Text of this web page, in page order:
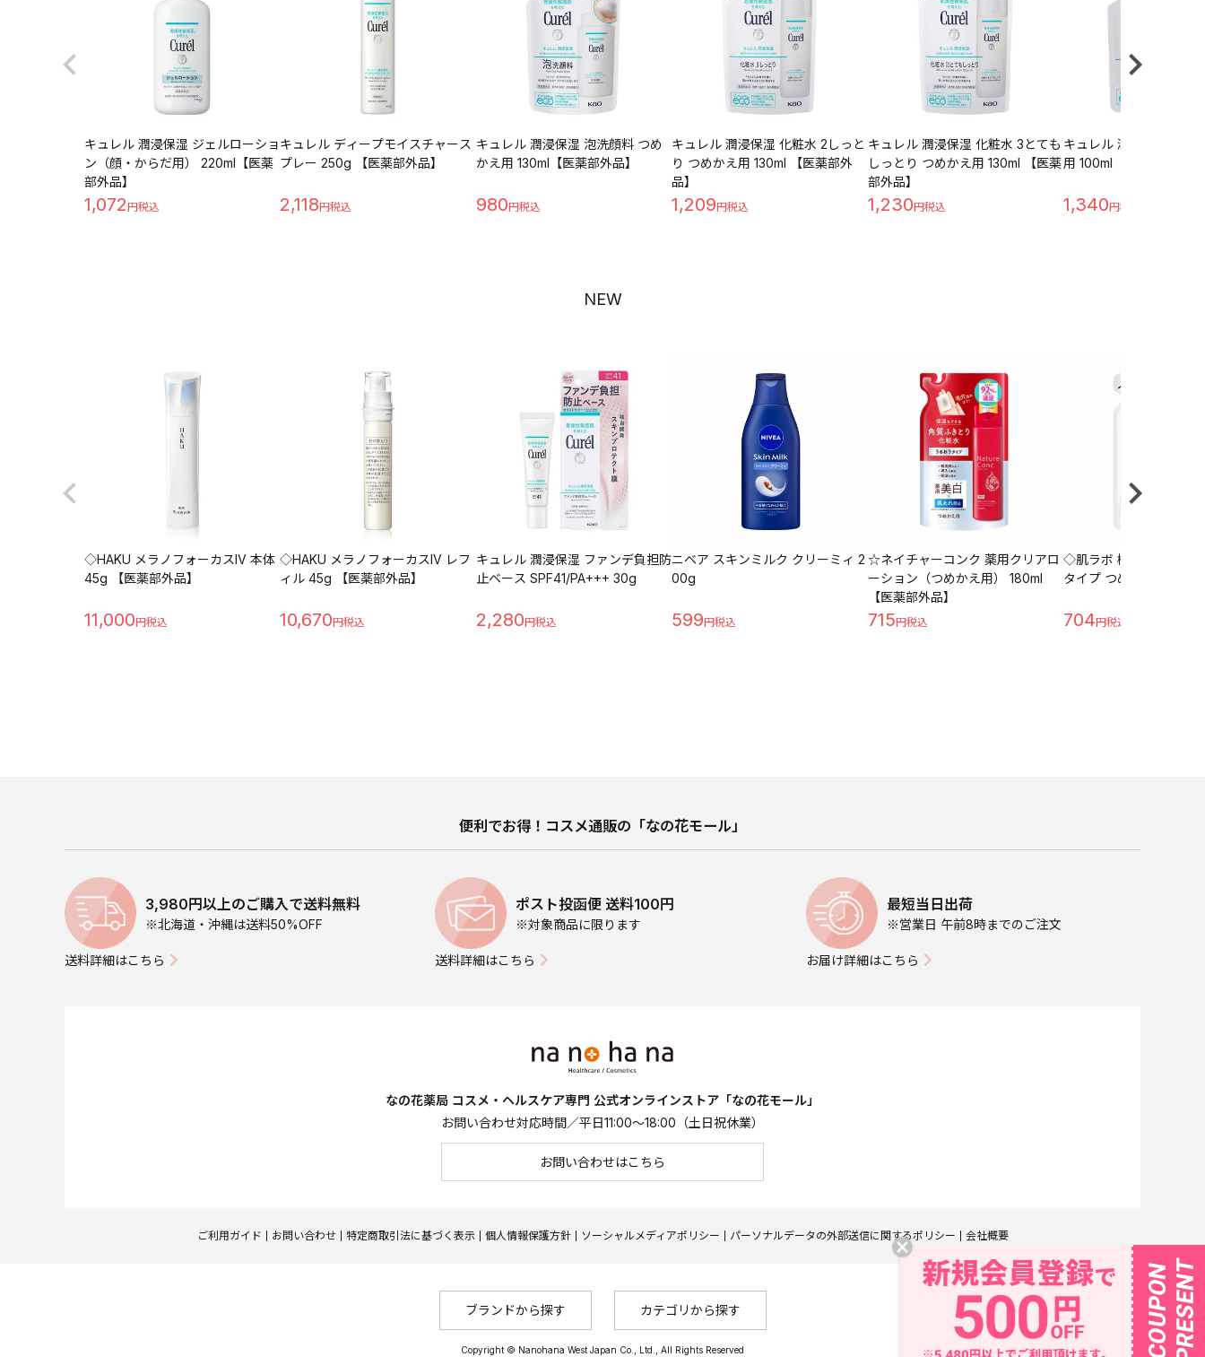
キュレル 潤浸保湿 ジェルローショ
ン（顔・からだ用） 220ml【医薬
部外品】
1,072
キュレル ディープモイスチャース
プレー 250g 【医薬部外品】
2,118
キュレル 潤浸保湿 泡洗顔料 つめ
かえ用 130ml【医薬部外品】
980
キュレル 潤浸保湿 化粧水 2しっと
り つめかえ用 130ml 【医薬部外
品】
1,209
キュレル 潤浸保湿 化粧水 3とても
しっとり つめかえ用 130ml 【医薬
部外品】
1,230
キュレル 潤浸保湿 乳液
用 100ml 【医薬部外品】
1,340
NEW
◇HAKU メラノフォーカスIV 本体
45g 【医薬部外品】
11,000
◇HAKU メラノフォーカスIV レフ
ィル 45g 【医薬部外品】
10,670
キュレル 潤浸保湿 ファンデ負担防
止ベース SPF41/PA+++ 30g
2,280
ニベア スキンミルク クリーミィ 2
00g
599
☆ネイチャーコンク 薬用クリアロ
ーション（つめかえ用） 180ml
【医薬部外品】
715
◇肌ラボ 極潤ヒアルロ
タイプ つめかえ用 170ml
704
便利でお得！コスメ通販の「なの花モール」
3,980円以上のご購入で送料無料
※北海道・沖縄は送料50%OFF
送料詳細はこちら
ポスト投函便 送料100円
※対象商品に限ります
送料詳細はこちら
最短当日出荷
※営業日 午前8時までのご注文
お届け詳細はこちら
なの花薬局 コスメ・ヘルスケア専門 公式オンラインストア「なの花モール」
お問い合わせ対応時間／平日11:00～18:00（土日祝休業）
お問い合わせはこちら
ご利用ガイド お問い合わせ 特定商取引法に基づく表示 個人情報保護方針 ソーシャルメディアポリシー パーソナルデータの外部送信に関するポリシー 会社概要
ブランドから探す カテゴリから探す
Copyright © Nanohana West Japan Co., Ltd., All Rights Reserved